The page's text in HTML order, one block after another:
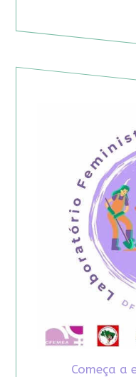
Começa a